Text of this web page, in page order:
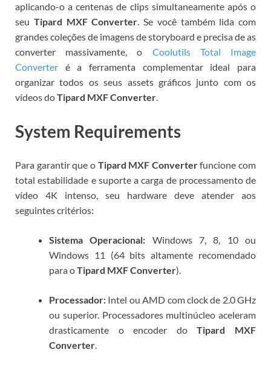
aplicando-o a centenas de clips simultaneamente após o
seu Tipard MXF Converter. Se você também lida com
grandes coleções de imagens de storyboard e precisa de as
converter massivamente, o Coolutils Total Image
Converter é a ferramenta complementar ideal para
organizar todos os seus assets gráficos junto com os
vídeos doTipard MXF Converter.
System Requirements
Para garantir que o Tipard MXF Converterfuncione com
total estabilidade e suporte a carga de processamento de
vídeo 4K intenso, seu hardware deve atender aos
seguintes critérios:
Sistema Operacional: Windows 7, 8, 10 ou
Windows 11 (64 bits altamente recomendado
para oTipard MXF Converter).
Processador: Intel ou AMD com clock de 2.0 GHz
ou superior. Processadores multinúcleo aceleram
drasticamente o encoder doTipard MXF
Converter